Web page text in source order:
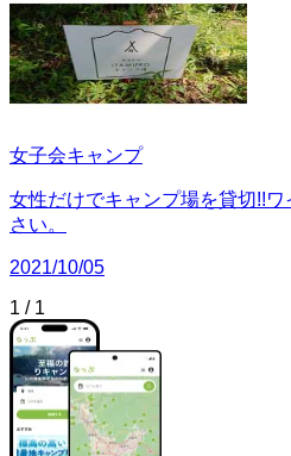
女子会キャンプ
女性だけでキャンプ場を貸切!!
さい。
2021/10/05
1 / 1